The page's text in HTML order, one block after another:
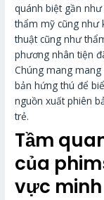
quánh biệt gần
thẩm mỹ cũng như
thuật cũng như
phương nhân tiện
Chúng mang
bản hứng thú để
nguồn xuất phiên
trẻ.
Tầm
của
vực